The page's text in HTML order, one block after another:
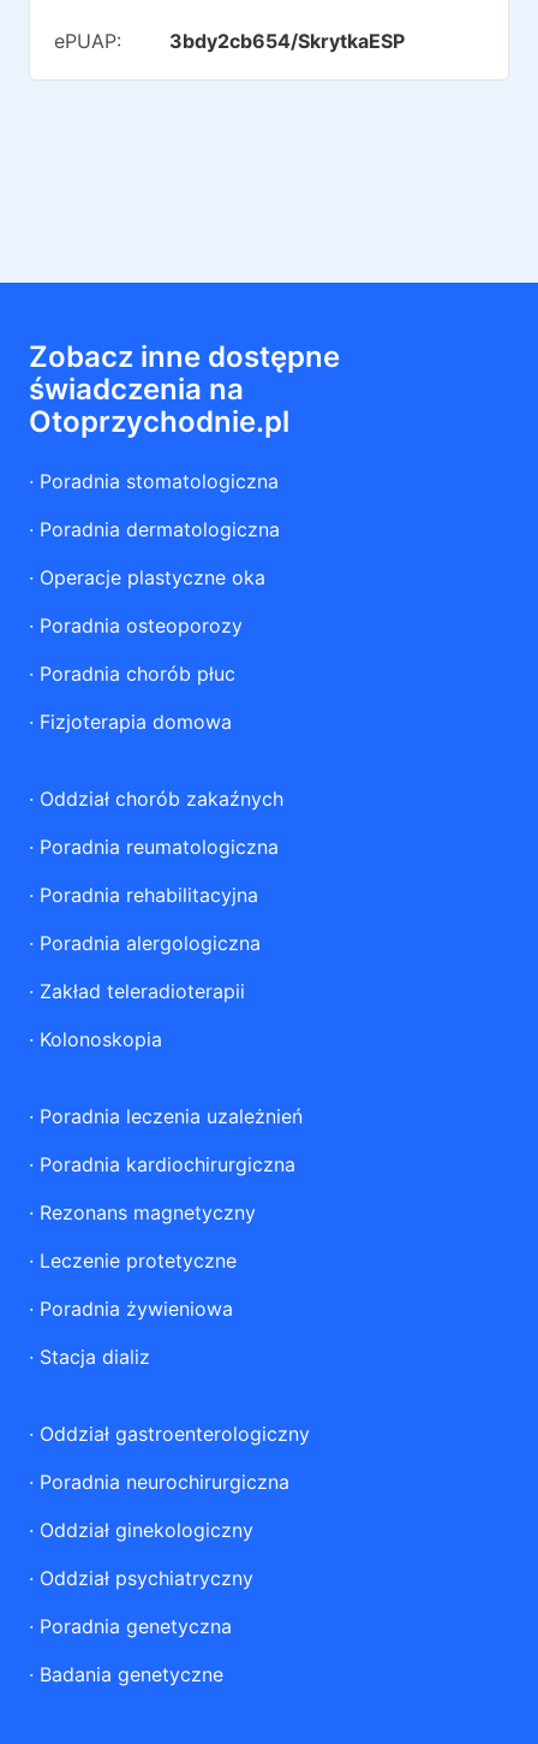
ePUAP: 3bdy2cb654/SkrytkaESP
Zobacz inne dostępne
świadczenia na
Otoprzychodnie.pl
· Poradnia stomatologiczna
· Poradnia dermatologiczna
· Operacje plastyczne oka
· Poradnia osteoporozy
· Poradnia chorób płuc
· Fizjoterapia domowa
· Oddział chorób zakaźnych
· Poradnia reumatologiczna
· Poradnia rehabilitacyjna
· Poradnia alergologiczna
· Zakład teleradioterapii
· Kolonoskopia
· Poradnia leczenia uzależnień
· Poradnia kardiochirurgiczna
· Rezonans magnetyczny
· Leczenie protetyczne
· Poradnia żywieniowa
· Stacja dializ
· Oddział gastroenterologiczny
· Poradnia neurochirurgiczna
· Oddział ginekologiczny
· Oddział psychiatryczny
· Poradnia genetyczna
· Badania genetyczne